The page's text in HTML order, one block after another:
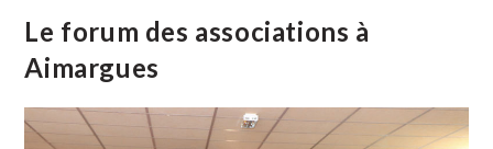
Le forum des associations à
Aimargues